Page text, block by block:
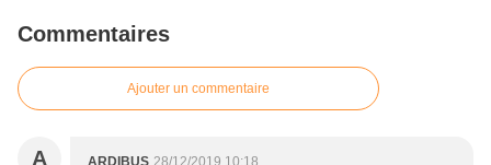
Commentaires
Ajouter un commentaire
A ARDIBUS 28/12/2019 10:18